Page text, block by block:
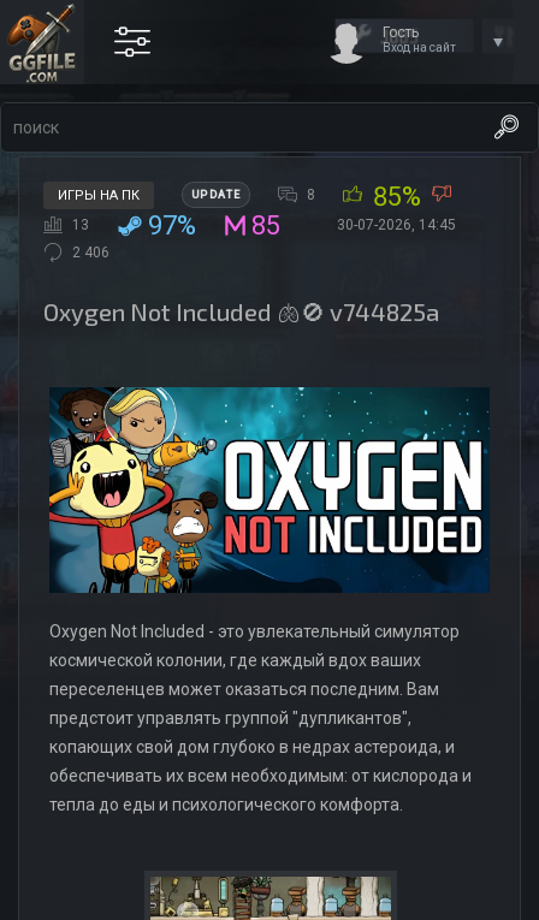
Гость
Вход на сайт
ИГРЫ НА ПК UPDATE 8 85%
13 97% 85
30-07-2026, 14:45
2 406
Oxygen Not Included 🫁🚫 v744825a
Oxygen Not Included - это увлекательный симулятор
космической колонии, где каждый вдох ваших
переселенцев может оказаться последним. Вам
предстоит управлять группой "дупликантов",
копающих свой дом глубоко в недрах астероида, и
обеспечивать их всем необходимым: от кислорода и
тепла до еды и психологического комфорта.